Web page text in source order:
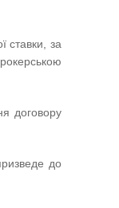
ставки, за
договору
до